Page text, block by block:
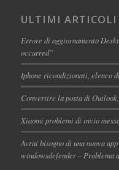
ULTIMI ARTICOLI
Errore di aggiornamento
occurred”
Iphone ricondizionati, elenco
Convertire la posta di
Xiaomi problemi di invio
Avrai bisogno di una nuova
windowsdefender – Problema